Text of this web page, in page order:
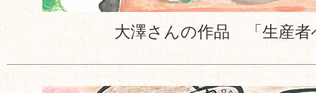
大澤さんの作品 「生産者